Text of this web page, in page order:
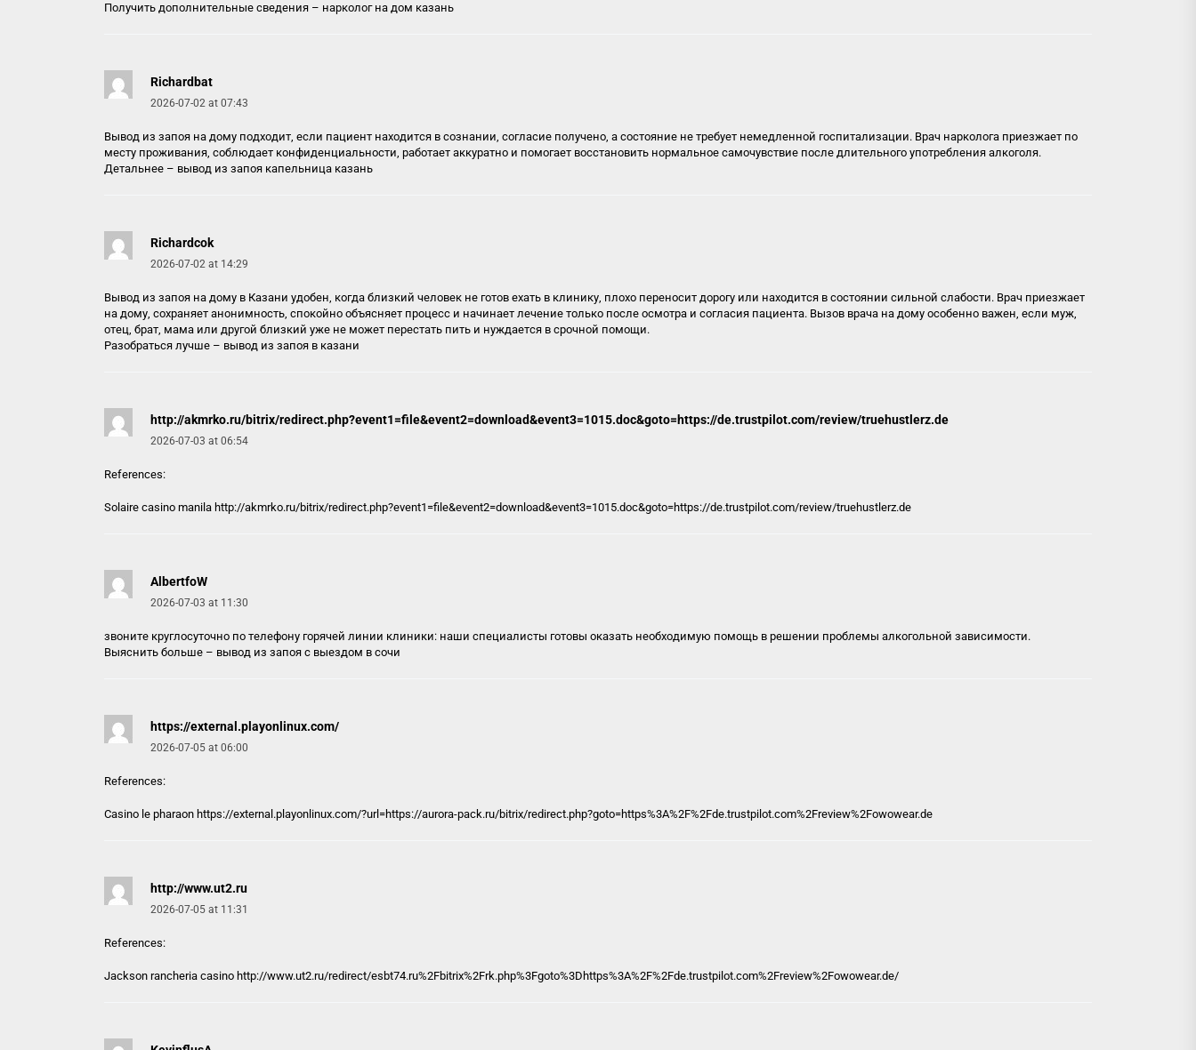
Получить дополнительные сведения – нарколог на дом казань
Richardbat
2026-07-02 at 07:43
Вывод из запоя на дому подходит, если пациент находится в сознании, согласие получено, а состояние не требует немедленной госпитализации. Врач нарколога приезжает по
месту проживания, соблюдает конфиденциальности, работает аккуратно и помогает восстановить нормальное самочувствие после длительного употребления алкоголя.
Детальнее – вывод из запоя капельница казань
Richardcok
2026-07-02 at 14:29
Вывод из запоя на дому в Казани удобен, когда близкий человек не готов ехать в клинику, плохо переносит дорогу или находится в состоянии сильной слабости. Врач приезжает
на дому, сохраняет анонимность, спокойно объясняет процесс и начинает лечение только после осмотра и согласия пациента. Вызов врача на дому особенно важен, если муж,
отец, брат, мама или другой близкий уже не может перестать пить и нуждается в срочной помощи.
Разобраться лучше – вывод из запоя в казани
http://akmrko.ru/bitrix/redirect.php?event1=file&event2=download&event3=1015.doc&goto=https://de.trustpilot.com/review/truehustlerz.de
2026-07-03 at 06:54
References:
Solaire casino manila http://akmrko.ru/bitrix/redirect.php?event1=file&event2=download&event3=1015.doc&goto=https://de.trustpilot.com/review/truehustlerz.de
AlbertfoW
2026-07-03 at 11:30
звоните круглосуточно по телефону горячей линии клиники: наши специалисты готовы оказать необходимую помощь в решении проблемы алкогольной зависимости.
Выяснить больше – вывод из запоя с выездом в сочи
https://external.playonlinux.com/
2026-07-05 at 06:00
References:
Casino le pharaon https://external.playonlinux.com/?url=https://aurora-pack.ru/bitrix/redirect.php?goto=https%3A%2F%2Fde.trustpilot.com%2Freview%2Fowowear.de
http://www.ut2.ru
2026-07-05 at 11:31
References:
Jackson rancheria casino http://www.ut2.ru/redirect/esbt74.ru%2Fbitrix%2Frk.php%3Fgoto%3Dhttps%3A%2F%2Fde.trustpilot.com%2Freview%2Fowowear.de/